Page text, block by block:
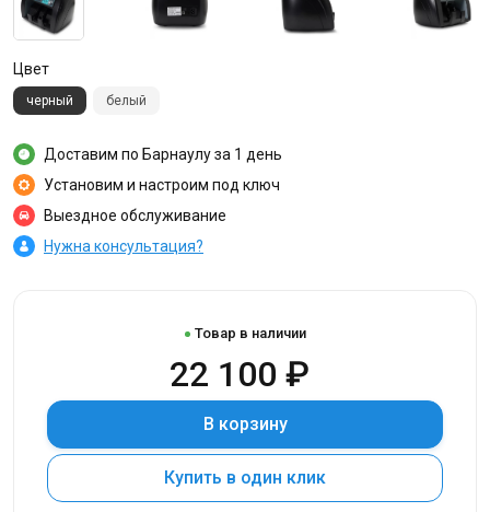
Цвет
черный белый
Доставим по Барнаулу за 1 день
Установим и настроим под ключ
Выездное обслуживание
Нужна консультация?
Товар в наличии
22 100 ₽
В корзину
Купить в один клик